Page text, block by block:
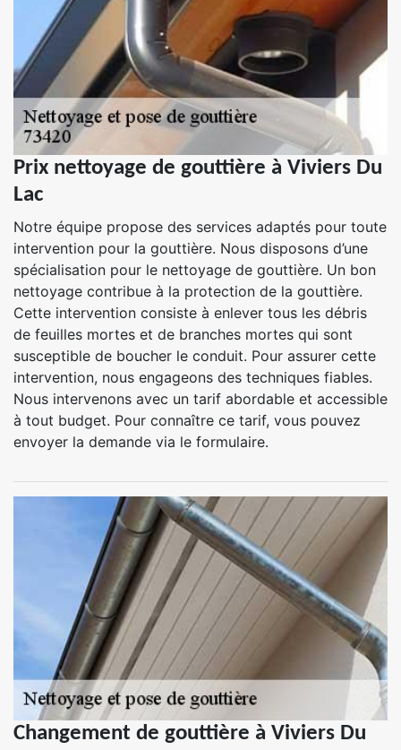
Prix nettoyage de gouttière à Viviers Du
Lac
Notre équipe propose des services adaptés pour toute
intervention pour la gouttière. Nous disposons d’une
spécialisation pour le nettoyage de gouttière. Un bon
nettoyage contribue à la protection de la gouttière.
Cette intervention consiste à enlever tous les débris
de feuilles mortes et de branches mortes qui sont
susceptible de boucher le conduit. Pour assurer cette
intervention, nous engageons des techniques fiables.
Nous intervenons avec un tarif abordable et accessible
à tout budget. Pour connaître ce tarif, vous pouvez
envoyer la demande via le formulaire.
Changement de gouttière à Viviers Du